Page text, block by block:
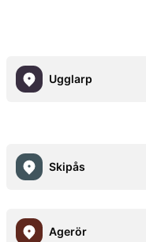
Ugglarp
Skipås
Agerör